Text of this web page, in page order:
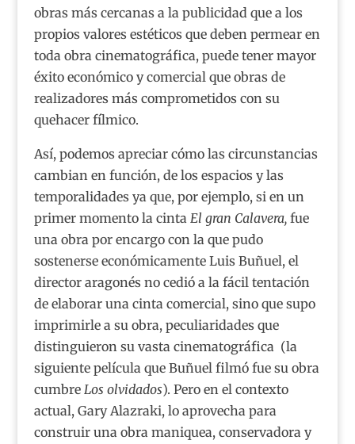
obras más cercanas a la publicidad que a los
propios valores estéticos que deben permear en
toda obra cinematográfica, puede tener mayor
éxito económico y comercial que obras de
realizadores más comprometidos con su
quehacer fílmico.
Así, podemos apreciar cómo las circunstancias
cambian en función, de los espacios y las
temporalidades ya que, por ejemplo, si en un
primer momento la cinta El gran Calavera, fue
una obra por encargo con la que pudo
sostenerse económicamente Luis Buñuel, el
director aragonés no cedió a la fácil tentación
de elaborar una cinta comercial, sino que supo
imprimirle a su obra, peculiaridades que
distinguieron su vasta cinematográfica (la
siguiente película que Buñuel filmó fue su obra
cumbre Los olvidados). Pero en el contexto
actual, Gary Alazraki, lo aprovecha para
construir una obra maniquea, conservadora y